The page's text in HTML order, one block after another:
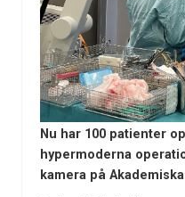
Nu har 100 patienter
hypermoderna
kamera på Akademiska